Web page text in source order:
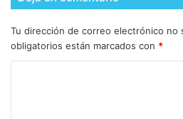
Tu dirección de correo electrónico no
obligatorios están marcados con *